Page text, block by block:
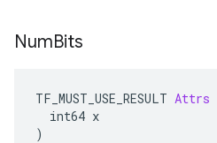
NumBits
TF_MUST_USE_RESULT Attrs
int64 x
)